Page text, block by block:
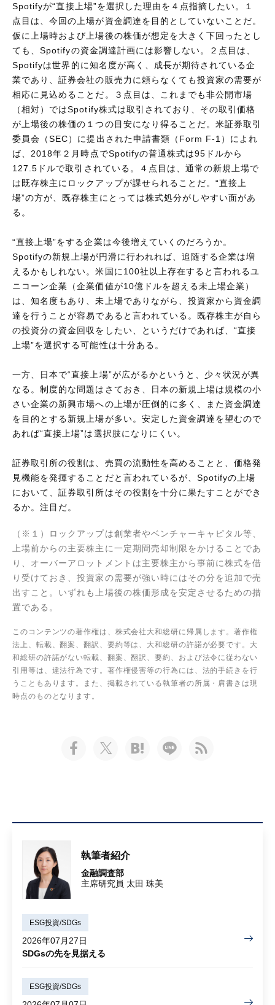
Spotifyが“直接上場”を選択した理由を４点指摘したい。１
点目は、今回の上場が資金調達を目的としていないことだ。
仮に上場時および上場後の株価が想定を大きく下回ったとし
ても、Spotifyの資金調達計画には影響しない。２点目は、
Spotifyは世界的に知名度が高く、成長が期待されている企
業であり、証券会社の販売力に頼らなくても投資家の需要が
相応に見込めることだ。３点目は、これまでも非公開市場
（相対）ではSpotify株式は取引されており、その取引価格
が上場後の株価の１つの目安になり得ることだ。米証券取引
委員会（SEC）に提出された申請書類（Form F-1）によれ
ば、2018年２月時点でSpotifyの普通株式は95ドルから
127.5ドルで取引されている。４点目は、通常の新規上場で
は既存株主にロックアップが課せられることだ。“直接上
場”の方が、既存株主にとっては株式処分がしやすい面があ
る。
“直接上場”をする企業は今後増えていくのだろうか。
Spotifyの新規上場が円滑に行われれば、追随する企業は増
えるかもしれない。米国に100社以上存在すると言われるユ
ニコーン企業（企業価値が10億ドルを超える未上場企業）
は、知名度もあり、未上場でありながら、投資家から資金調
達を行うことが容易であると言われている。既存株主が自ら
の投資分の資金回収をしたい、というだけであれば、“直接
上場”を選択する可能性は十分ある。
一方、日本で“直接上場”が広がるかというと、少々状況が異
なる。制度的な問題はさておき、日本の新規上場は規模の小
さい企業の新興市場への上場が圧倒的に多く、また資金調達
を目的とする新規上場が多い。安定した資金調達を望むので
あれば“直接上場”は選択肢になりにくい。
証券取引所の役割は、売買の流動性を高めることと、価格発
見機能を発揮することだと言われているが、Spotifyの上場
において、証券取引所はその役割を十分に果たすことができ
るか。注目だ。
（※１）ロックアップは創業者やベンチャーキャピタル等、
上場前からの主要株主に一定期間売却制限をかけることであ
り、オーバーアロットメントは主要株主から事前に株式を借
り受けておき、投資家の需要が強い時にはその分を追加で売
出すこと。いずれも上場後の株価形成を安定させるための措
置である。
このコンテンツの著作権は、株式会社大和総研に帰属します。著作権
法上、転載、翻案、翻訳、要約等は、大和総研の許諾が必要です。大
和総研の許諾がない転載、翻案、翻訳、要約、および法令に従わない
引用等は、違法行為です。著作権侵害等の行為には、法的手続きを行
うこともあります。また、掲載されている執筆者の所属・肩書きは現
時点のものとなります。
執筆者紹介
金融調査部
主席研究員 太田 珠美
ESG投資/SDGs
2026年07月27日
SDGsの先を見据える
ESG投資/SDGs